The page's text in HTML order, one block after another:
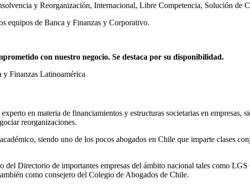
y Reorganización, Internacional, Libre Competencia, Solución de
equipos de Banca y Finanzas y Corporativo.
con nuestro negocio. Se destaca por su disponibilidad.
y Finanzas Latinoamérica
en materia de financiamientos y estructuras societarias en empresas,
reorganizaciones.
siendo uno de los pocos abogados en Chile que imparte clases
del Directorio de importantes empresas del ámbito nacional tales como
como consejero del Colegio de Abogados de Chile.